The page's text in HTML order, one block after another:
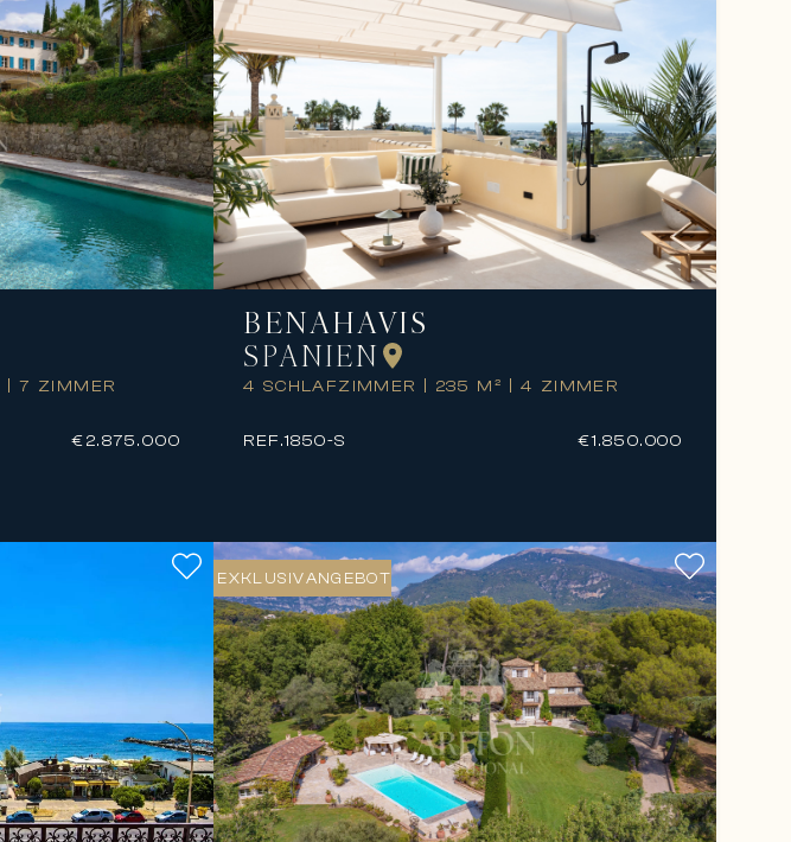
7 ZIMMER
€2.875.000
BENAHAVIS
SPANIEN
4 SCHLAFZIMMER 235 M² 4 ZIMMER
REF.1850-S €1.850.000
EXKLUSIVANGEBOT